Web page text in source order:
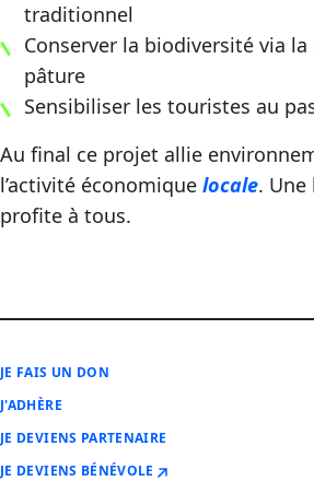
traditionnel
Conserver la biodiversité via
pâture
Sensibiliser les touristes au
Au final ce projet allie
l’activité économique locale.
profite à tous.
JE FAIS UN DON
J'ADHÈRE
JE DEVIENS PARTENAIRE
JE DEVIENS BÉNÉVOLE